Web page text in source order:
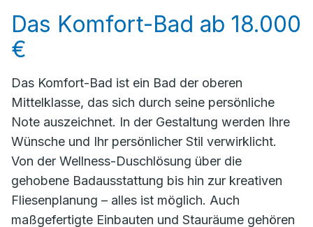
Das Komfort-Bad ab 18.000
€
Das Komfort-Bad ist ein Bad der oberen
Mittelklasse, das sich durch seine persönliche
Note auszeichnet. In der Gestaltung werden Ihre
Wünsche und Ihr persönlicher Stil verwirklicht.
Von der Wellness-Duschlösung über die
gehobene Badausstattung bis hin zur kreativen
Fliesenplanung – alles ist möglich. Auch
maßgefertigte Einbauten und Stauräume gehören